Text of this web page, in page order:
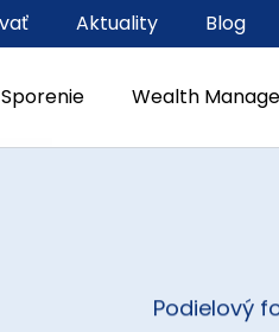
Sporenie Wealth
Aktuality Blog
Podielový